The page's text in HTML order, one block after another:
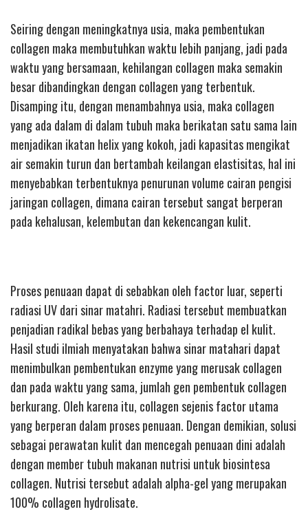
Seiring dengan meningkatnya usia, maka pembentukan
collagen maka membutuhkan waktu lebih panjang, jadi pada
waktu yang bersamaan, kehilangan collagen maka semakin
besar dibandingkan dengan collagen yang terbentuk.
Disamping itu, dengan menambahnya usia, maka collagen
yang ada dalam di dalam tubuh maka berikatan satu sama lain
menjadikan ikatan helix yang kokoh, jadi kapasitas mengikat
air semakin turun dan bertambah keilangan elastisitas, hal ini
menyebabkan terbentuknya penurunan volume cairan pengisi
jaringan collagen, dimana cairan tersebut sangat berperan
pada kehalusan, kelembutan dan kekencangan kulit.
Proses penuaan dapat di sebabkan oleh factor luar, seperti
radiasi UV dari sinar matahri. Radiasi tersebut membuatkan
penjadian radikal bebas yang berbahaya terhadap el kulit.
Hasil studi ilmiah menyatakan bahwa sinar matahari dapat
menimbulkan pembentukan enzyme yang merusak collagen
dan pada waktu yang sama, jumlah gen pembentuk collagen
berkurang. Oleh karena itu, collagen sejenis factor utama
yang berperan dalam proses penuaan. Dengan demikian, solusi
sebagai perawatan kulit dan mencegah penuaan dini adalah
dengan member tubuh makanan nutrisi untuk biosintesa
collagen. Nutrisi tersebut adalah alpha-gel yang merupakan
100% collagen hydrolisate.